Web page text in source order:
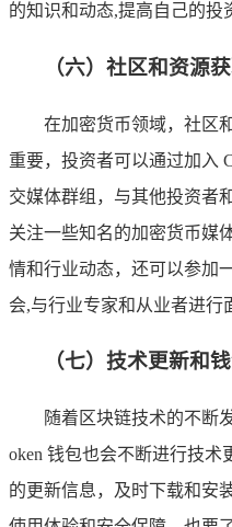
的知识和动态,提高自己的投
（六）社区和资源
在加密货币领域，社区
重要，投资者可以通过加入
交媒体群组，与其他投资者
关注一些知名的加密货币媒
情和行业动态，还可以参加
会,与行业专家和从业者进行
（七）技术更新和
随着区块链技术的不断
oken 钱包也会不断进行技
的更新信息，及时下载和安